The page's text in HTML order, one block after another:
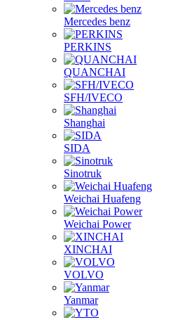
Mercedes benz
PERKINS
QUANCHAI
SFH/IVECO
Shanghai
SIDA
Sinotruk
Weichai Huafeng
Weichai Power
XINCHAI
VOLVO
Yanmar